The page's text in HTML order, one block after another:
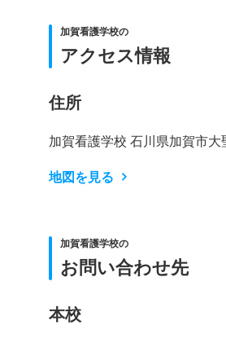
加賀看護学校の
アクセス情報
住所
加賀看護学校 石川県加賀市大
地図を見る
加賀看護学校の
お問い合わせ先
本校